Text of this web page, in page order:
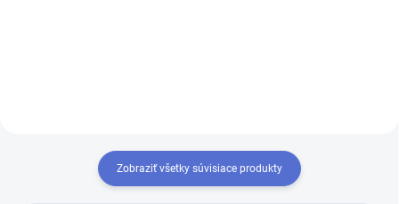
Zobraziť všetky súvisiace produkty